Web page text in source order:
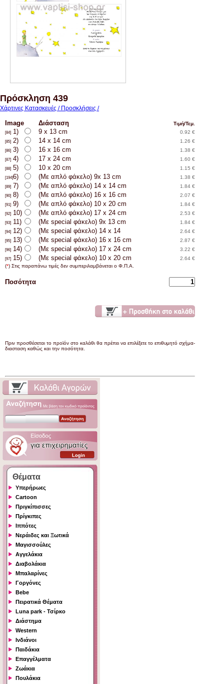
Πρόσκληση 439
Χάρτινες Κατασκευές / Προσκλήσεις /
Image Διάσταση Τιμή/Τεμ.
[84] 1) 9 x 13 cm 0.92 €
[85] 2) 14 x 14 cm 1.26 €
[86] 3) 16 x 16 cm 1.38 €
[87] 4) 17 x 24 cm 1.60 €
[88] 5) 10 x 20 cm 1.15 €
[194]6) (Με απλό φάκελο) 9x 13 cm 1.38 €
[89] 7) (Με απλό φάκελο) 14 x 14 cm 1.84 €
[90] 8) (Με απλό φάκελο) 16 x 16 cm 2.07 €
[91] 9) (Με απλό φάκελο) 10 x 20 cm 1.84 €
[92] 10) (Με απλό φάκελο) 17 x 24 cm 2.53 €
[93] 11) (Με special φάκελο) 9x 13 cm 1.84 €
[94] 12) (Με special φάκελο) 14 x 14 2.64 €
[95] 13) (Με special φάκελο) 16 x 16 cm 2.87 €
[96] 14) (Με special φάκελο) 17 x 24 cm 3.22 €
[97] 15) (Με special φάκελο) 10 x 20 cm
2.64 €
(*) Στις παραπάνω τιμές δεν συμπεριλαμβάνεται ο Φ.Π.Α.
Ποσότητα
Πριν προσθέσεται το προϊόν στο καλάθι θα πρέπει να επιλέξετε το επιθυμητό σχήμα-
διασταση καθώς και την ποσότητα.
Θέματα
Υπερήρωες
Cartoon
Πριγκίπισσες
Πρίγκιπες
Ιππότες
Νεράιδες και Ξωτικά
Μαγισσούλες
Αγγελάκια
Διαβολάκια
Μπαλαρίνες
Γοργόνες
Bebe
Πειρατικά Θέματα
Luna park - Τσίρκο
Διάστημα
Western
Ινδιάνοι
Παιδάκια
Επαγγέλματα
Ζωάκια
Πουλάκια